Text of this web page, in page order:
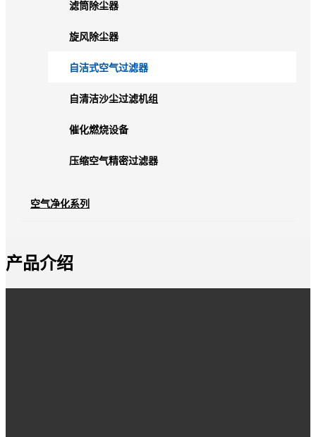
滤筒除尘器
旋风除尘器
自洁式空气过滤器
自清洁沙尘过滤机组
催化燃烧设备
压缩空气精密过滤器
空气净化系列
产品介绍